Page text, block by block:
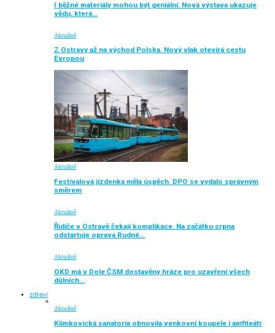
I běžné materiály mohou být geniální. Nová výstava ukazuje
vědu, která…
Aktuálně
Z Ostravy až na východ Polska. Nový vlak otevírá cestu
Evropou
Aktuálně
Festivalová jízdenka měla úspěch. DPO se vydalo správným
směrem
Aktuálně
Řidiče v Ostravě čekají komplikace. Na začátku srpna
odstartuje oprava Rudné…
Aktuálně
OKD má v Dole ČSM dostavěny hráze pro uzavření všech
důlních…
zdraví
Aktuálně
Klimkovická sanatoria obnovila venkovní koupele i amfiteátr